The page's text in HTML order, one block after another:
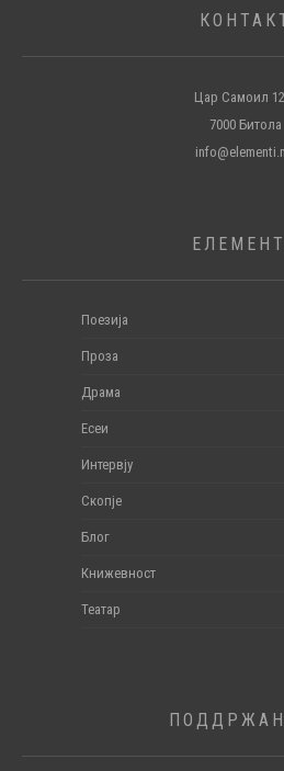
Цар Самоил
7000 Битола
Поезија
Проза
Драма
Есеи
Интервју
Скопје
Блог
Книжевност
Театар